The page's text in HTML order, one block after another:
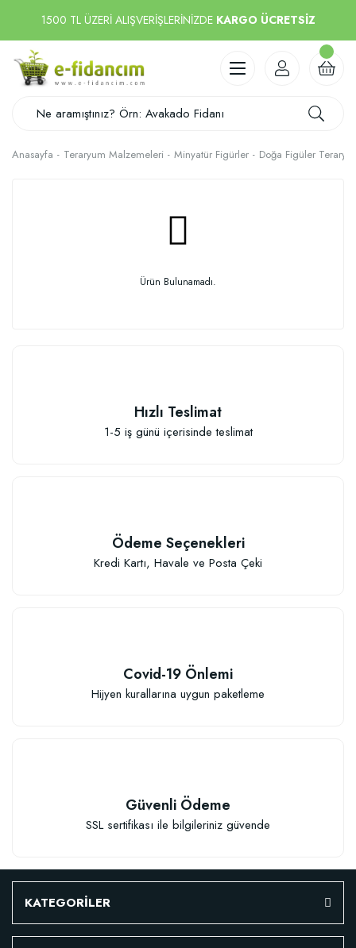
1500 TL ÜZERİ ALIŞVERİŞLERİNİZDE KARGO ÜCRETSİZ
Anasayfa Teraryum Malzemeleri Minyatür Figürler Doğa Figüler
Ürün Bulunamadı.
Hızlı Teslimat
1-5 iş günü içerisinde teslimat
Ödeme Seçenekleri
Kredi Kartı, Havale ve Posta Çeki
Covid-19 Önlemi
Hijyen kurallarına uygun paketleme
Güvenli Ödeme
SSL sertifikası ile bilgileriniz güvende
KATEGORİLER